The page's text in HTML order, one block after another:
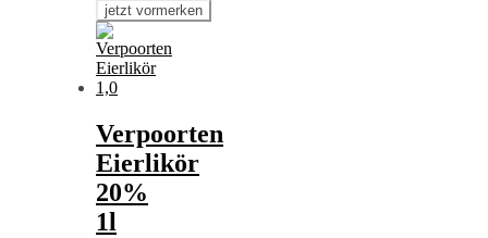
Verpoorten
Eierlikör
20%
1l